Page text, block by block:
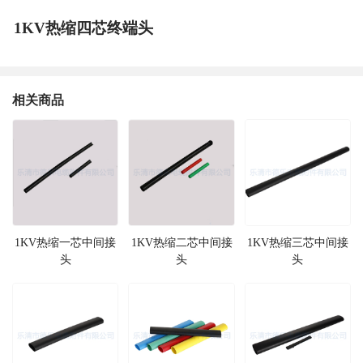
1KV热缩四芯终端头
相关商品
1KV热缩一芯中间接
头
1KV热缩二芯中间接
头
1KV热缩三芯中间接
头